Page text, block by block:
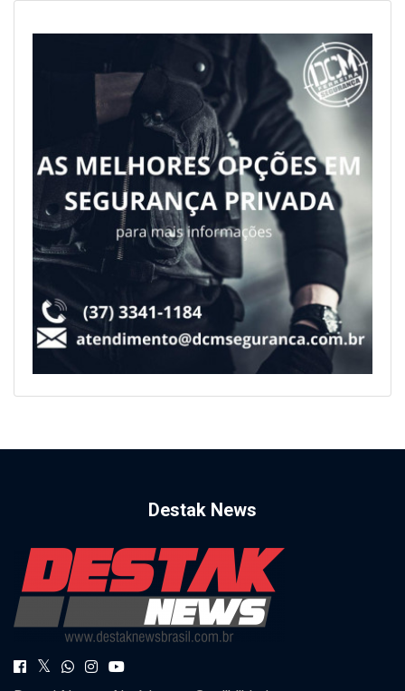
Destak News